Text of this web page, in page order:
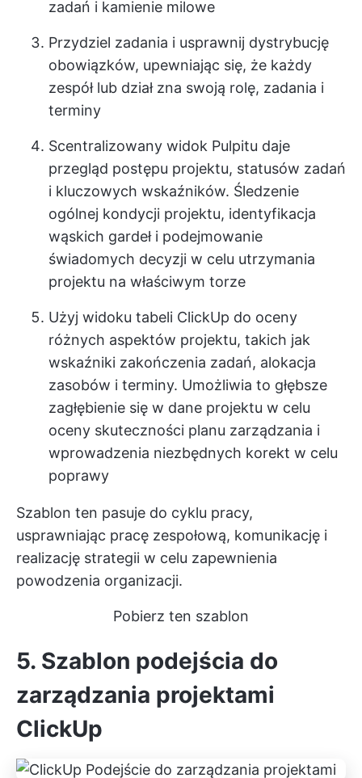
zadań i kamienie milowe
Przydziel zadania i usprawnij dystrybucję
obowiązków, upewniając się, że każdy
zespół lub dział zna swoją rolę, zadania i
terminy
Scentralizowany widok Pulpitu daje
przegląd postępu projektu, statusów zadań
i kluczowych wskaźników. Śledzenie
ogólnej kondycji projektu, identyfikacja
wąskich gardeł i podejmowanie
świadomych decyzji w celu utrzymania
projektu na właściwym torze
Użyj widoku tabeli ClickUp do oceny
różnych aspektów projektu, takich jak
wskaźniki zakończenia zadań, alokacja
zasobów i terminy. Umożliwia to głębsze
zagłębienie się w dane projektu w celu
oceny skuteczności planu zarządzania i
wprowadzenia niezbędnych korekt w celu
poprawy
Szablon ten pasuje do cyklu pracy,
usprawniając pracę zespołową, komunikację i
realizację strategii w celu zapewnienia
powodzenia organizacji.
Pobierz ten szablon
5. Szablon podejścia do
zarządzania projektami
ClickUp